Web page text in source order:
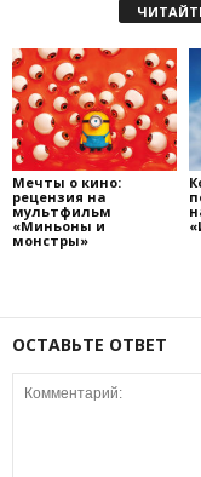
Мечты о кино:
рецензия на
мультфильм
«Миньоны и
монстры»
ОСТАВЬТЕ ОТВЕТ